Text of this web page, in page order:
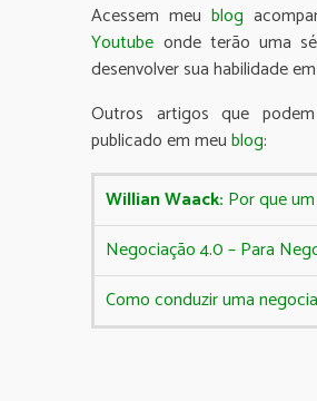
Acessem meu blog
Youtube onde terão uma
desenvolver sua habilidade
Outros artigos que
publicado em meublog:
Willian Waack: Por que
Negociação 4.0 – Para
Como conduzir uma